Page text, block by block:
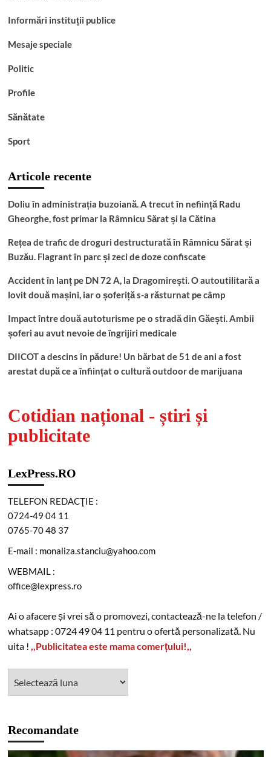
Informări instituții publice
Mesaje speciale
Politic
Profile
Sănătate
Sport
Articole recente
Doliu în administrația buzoiană. A trecut în neființă Radu
Gheorghe, fost primar la Râmnicu Sărat și la Cătina
Rețea de trafic de droguri destructurată în Râmnicu Sărat și
Buzău. Flagrant în parc și zeci de doze confiscate
Accident în lanț pe DN 72 A, la Dragomirești. O autoutilitară a
lovit două mașini, iar o șoferiță s-a răsturnat pe câmp
Impact între două autoturisme pe o stradă din Găești. Ambii
șoferi au avut nevoie de îngrijiri medicale
DIICOT a descins în pădure! Un bărbat de 51 de ani a fost
arestat după ce a înființat o cultură outdoor de marijuana
Cotidian național - știri și
publicitate
LexPress.RO
TELEFON REDACŢIE :
0724-49 04 11
0765-70 48 37
E-mail : monaliza.stanciu@yahoo.com
WEBMAIL :
office@lexpress.ro
Ai o afacere și vrei să o promovezi, contactează-ne la telefon /
whatsapp : 0724 49 04 11 pentru o ofertă personalizată. Nu
uita ! ,,Publicitatea este mama comerțului!,,
Recomandate